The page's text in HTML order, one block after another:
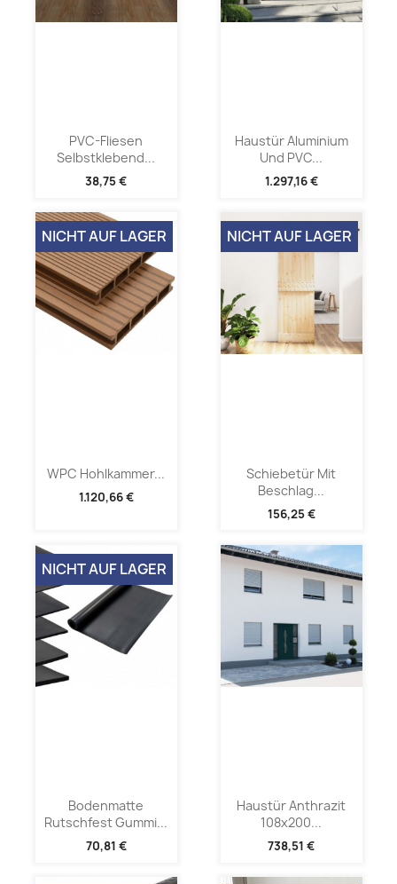
PVC-Fliesen
Selbstklebend...
38,75 €
Haustür Aluminium
Und PVC...
1.297,16 €
WPC Hohlkammer...
1.120,66 €
NICHT AUF LAGER
Schiebetür Mit
Beschlag...
156,25 €
NICHT AUF LAGER
Bodenmatte
Rutschfest Gummi...
70,81 €
NICHT AUF LAGER
Haustür Anthrazit
108x200...
738,51 €